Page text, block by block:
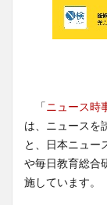
「ニュース時
は、ニュースを
と、日本ニュー
や毎日教育総合
施しています。